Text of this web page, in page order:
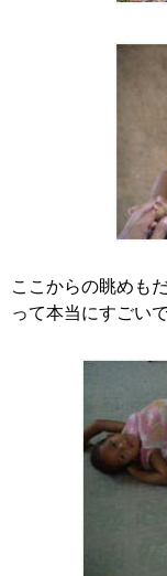
ここからの眺めも
って本当にすごい